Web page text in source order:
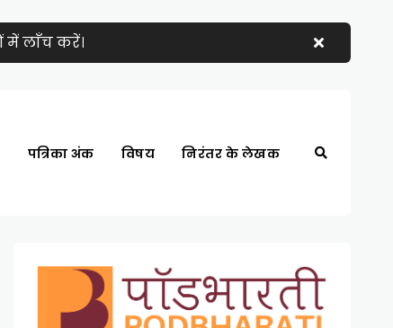
में लाँच करें।
पत्रिका अंक विषय निरंतर के लेखक